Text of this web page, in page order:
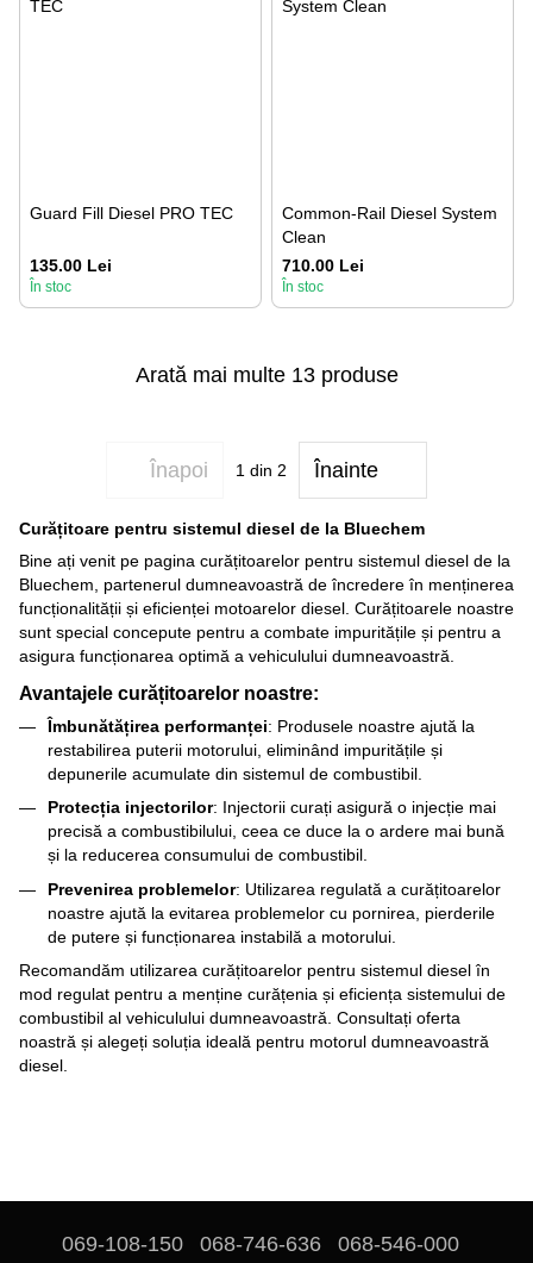
Guard Fill Diesel PRO TEC
135.00 Lei
În stoc
Common-Rail Diesel System
Clean
710.00 Lei
În stoc
Arată mai multe 13 produse
Înapoi 1 din 2 Înainte
Curățitoare pentru sistemul diesel de la Bluechem
Bine ați venit pe pagina curățitoarelor pentru sistemul diesel de la
Bluechem, partenerul dumneavoastră de încredere în menținerea
funcționalității și eficienței motoarelor diesel. Curățitoarele noastre
sunt special concepute pentru a combate impuritățile și pentru a
asigura funcționarea optimă a vehiculului dumneavoastră.
Avantajele curățitoarelor noastre:
Îmbunătățirea performanței: Produsele noastre ajută la
restabilirea puterii motorului, eliminând impuritățile și
depunerile acumulate din sistemul de combustibil.
Protecția injectorilor: Injectorii curați asigură o injecție mai
precisă a combustibilului, ceea ce duce la o ardere mai bună
și la reducerea consumului de combustibil.
Prevenirea problemelor: Utilizarea regulată a curățitoarelor
noastre ajută la evitarea problemelor cu pornirea, pierderile
de putere și funcționarea instabilă a motorului.
Recomandăm utilizarea curățitoarelor pentru sistemul diesel în
mod regulat pentru a menține curățenia și eficiența sistemului de
combustibil al vehiculului dumneavoastră. Consultați oferta
noastră și alegeți soluția ideală pentru motorul dumneavoastră
diesel.
069-108-150 068-746-636 068-546-000